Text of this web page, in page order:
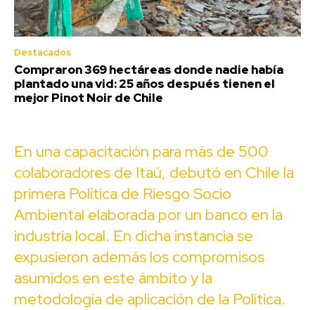
Destacados
Compraron 369 hectáreas donde nadie había
plantado una vid: 25 años después tienen el
mejor Pinot Noir de Chile
En una capacitación para más de 500
colaboradores de Itaú, debutó en Chile la
primera Política de Riesgo Socio
Ambiental elaborada por un banco en la
industria local. En dicha instancia se
expusieron además los compromisos
asumidos en este ámbito y la
metodología de aplicación de la Política.